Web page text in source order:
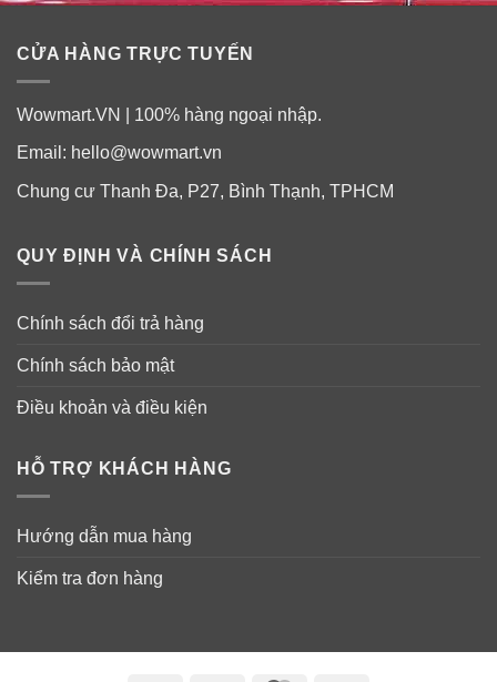
Cách sử dụng:
Sau khi tắm, thoa đều kem lên toàn thân, tập trung ở
sâu vào da.
CỬA HÀNG TRỰC TUYẾN
Wowmart.VN | 100% hàng ngoại nhập.
Email: hello@wowmart.vn
Chung cư Thanh Đa, P27, Bình Thạnh, TPHCM
QUY ĐỊNH VÀ CHÍNH SÁCH
Chính sách đổi trả hàng
Chính sách bảo mật
Điều khoản và điều kiện
HỖ TRỢ KHÁCH HÀNG
Hướng dẫn mua hàng
Kiểm tra đơn hàng